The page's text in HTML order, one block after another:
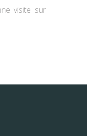
visite sur